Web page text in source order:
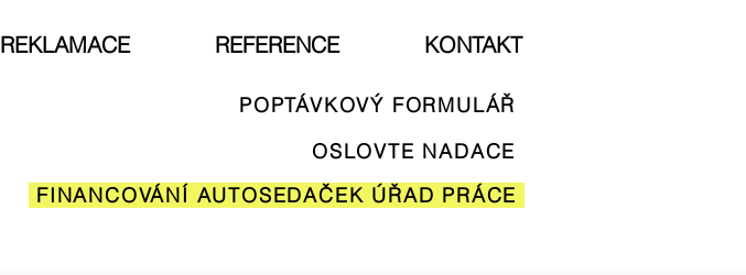
REKLAMACE REFERENCE KONTAKT
POPTÁVKOVÝ FORMULÁŘ
OSLOVTE NADACE
FINANCOVÁNÍ AUTOSEDAČEK ÚŘAD PRÁCE